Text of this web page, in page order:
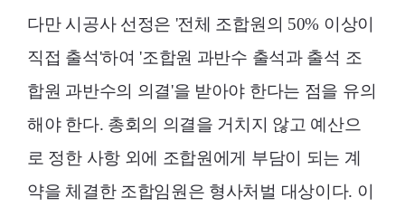
다만 시공사 선정은 '전체 조합원의 50% 이상이
직접 출석'하여 '조합원 과반수 출석과 출석 조
합원 과반수의 의결'을 받아야 한다는 점을 유의
해야 한다. 총회의 의결을 거치지 않고 예산으
로 정한 사항 외에 조합원에게 부담이 되는 계
약을 체결한 조합임원은 형사처벌 대상이다. 이